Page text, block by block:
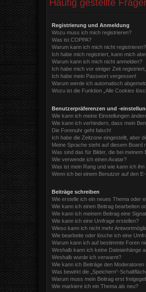
Häufig gestellte
Registrierung und Anmeldung
Wozu muss ich mich registrieren?
Was ist COPPA?
Warum kann ich mich nicht registrieren?
Ich habe mich registriert, kann mich
Warum kann ich mich nicht anmelden?
Ich habe mich vor einiger Zeit
Ich habe mein Passwort vergessen!
Warum werde ich automatisch
Wozu ist die Funktion „Alle Cookies
Benutzerpräferenzen und -
Wie kann ich meine Einstellungen
Wie kann ich verhindern, dass mein
Die Forenuhr geht falsch!
Ich habe die Zeitzone eingestellt, aber
Meine Sprache steht auf diesem Board
Was sind das für Bilder, die bei
Wie verwende ich einen Avatar?
Was ist mein Rang und wie kann ich ihn
Wenn ich bei einem Benutzer auf den
Beiträge schreiben
Wie erstelle ich ein neues Thema oder
Wie kann ich einen Beitrag bearbeiten
Wie kann ich meinem Beitrag eine
Wie kann ich eine Umfrage erstellen?
Wieso kann ich nicht mehr
Wie bearbeite oder lösche ich eine
Warum kann ich auf bestimmte Foren
Weshalb kann ich keine Dateianhänge
Weshalb wurde ich verwarnt?
Wie kann ich Beiträge den Moderatoren
Was bewirkt die „Speichern“-
Warum muss mein Beitrag erst
Wie markiere ich ein Thema als neu?